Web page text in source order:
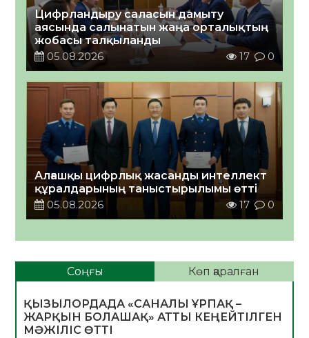
Цифрландыру саласын дамыту
аясында салынатын жаңа орталықтың
жобасы талқыланды
05.08.2026
17 0
Алғашқы цифрлық жасанды интеллект
құралдарының таныстырылымы өтті
05.08.2026
17 0
Соңғы Көп қаралған
ҚЫЗЫЛОРДАДА «САНАЛЫ ҰРПАҚ –
ЖАРҚЫН БОЛАШАҚ» АТТЫ КЕҢЕЙТІЛГЕН
МӘЖІЛІС ӨТТІ